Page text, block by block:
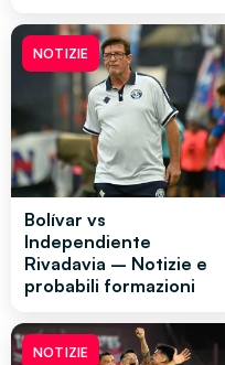
NOTIZIE
Bolívar vs
Independiente
Rivadavia – Notizie e
probabili formazioni
NOTIZIE